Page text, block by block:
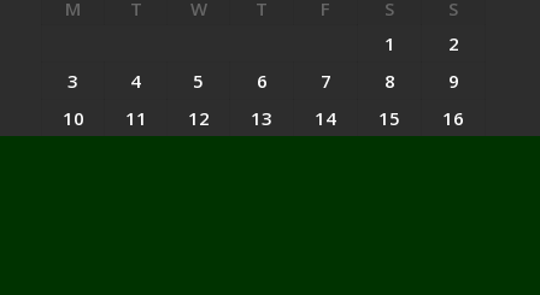
M T W T F S
S
1
2
3
4 5 6 7 8
9
10
11 12 13 14 15
16